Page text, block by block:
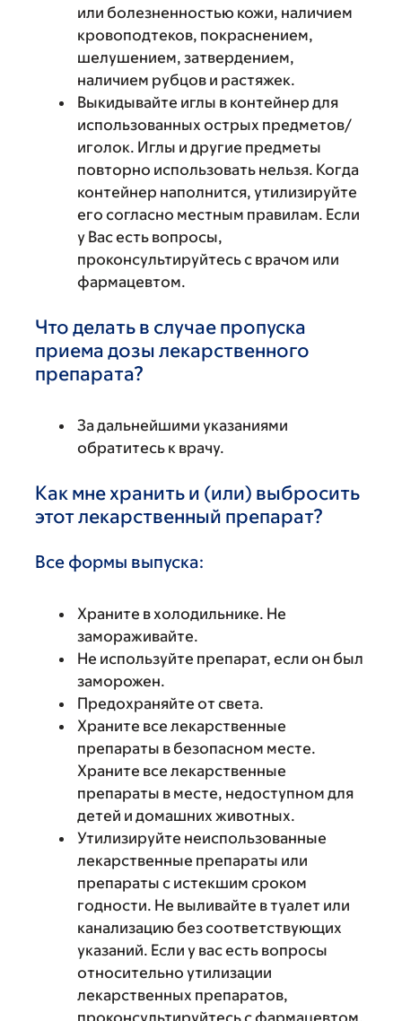
или болезненностью кожи, наличием
кровоподтеков, покраснением,
шелушением, затвердением,
наличием рубцов и растяжек.
Выкидывайте иглы в контейнер для
использованных острых предметов/
иголок. Иглы и другие предметы
повторно использовать нельзя. Когда
контейнер наполнится, утилизируйте
его согласно местным правилам. Если
у Вас есть вопросы,
проконсультируйтесь с врачом или
фармацевтом.
Что делать в случае пропуска
приема дозы лекарственного
препарата?
За дальнейшими указаниями
обратитесь к врачу.
Как мне хранить и (или) выбросить
этот лекарственный препарат?
Все формы выпуска:
Храните в холодильнике. Не
замораживайте.
Не используйте препарат, если он был
заморожен.
Предохраняйте от света.
Храните все лекарственные
препараты в безопасном месте.
Храните все лекарственные
препараты в месте, недоступном для
детей и домашних животных.
Утилизируйте неиспользованные
лекарственные препараты или
препараты с истекшим сроком
годности. Не выливайте в туалет или
канализацию без соответствующих
указаний. Если у вас есть вопросы
относительно утилизации
лекарственных препаратов,
проконсультируйтесь с фармацевтом.